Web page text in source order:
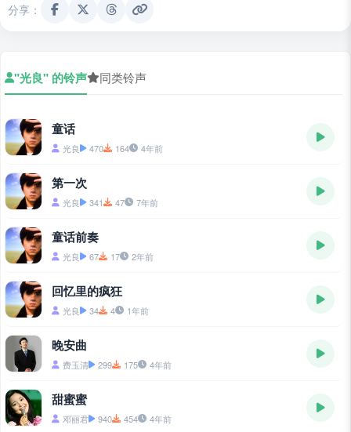
分享：
"光良" 的铃声 同类铃声
童话
光良 470 164 4年前
第一次
光良 341 47 7年前
童话前奏
光良 67 17 2年前
回忆里的疯狂
光良 34 4 1年前
晚安曲
费玉清 299 175 4年前
甜蜜蜜
邓丽君 940 454 4年前